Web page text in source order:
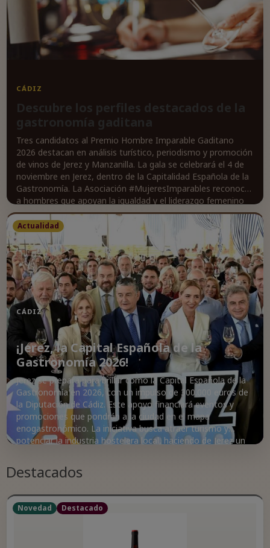
CÁDIZ
Descubre los perfiles destacados de la
gastronomía gaditana
Tres candidatos al Premio Hombre Imparable Gaditano
2026 destacan en análisis turístico, periodismo y promoción
de vinos de Jerez y Manzanilla. La gala se celebrará el 4 de
noviembre en Jerez, dentro de la Capitalidad Española de la
Gastronomía. La Asociación #MujeresImparables reconoce
a hombres que apoyan la igualdad y el liderazgo femenino
en la provincia de Cádiz.
CÁDIZ
Actualidad
¡Jerez, la Capital Española de la
Gastronomía 2026!
Jerez se prepara para brillar como la Capital Española de la
Gastronomía en 2026, con un impulso de 300.000 euros de
la Diputación de Cádiz. Este apoyo financiará eventos y
promociones que pondrán a la ciudad en el mapa
enogastronómico. La iniciativa busca atraer turismo y
potenciar la industria hostelera local, haciendo de Jerez un
ciudad se posiciona como un referente en el sector
agroalimentario y enológico. ¡Prepárate para disfrutar de
Destacados
Novedad Destacado